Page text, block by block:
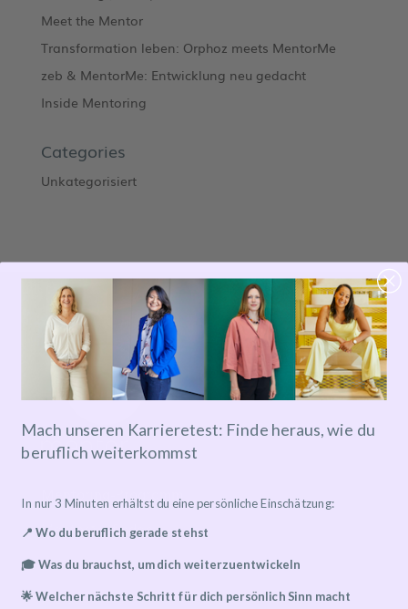
Meet the Mentor
Transformation leben: Orphoz meets MentorMe
zeb & MentorMe: Entwicklung neu gedacht
Inside Mentoring
Categories
Unkategorisiert
Mentor*in finden
Ablauf
Preise
Mach unseren Karrieretest: Finde heraus, wie du
beruflich weiterkommst
In nur 3 Minuten erhältst du eine persönliche Einschätzung:
📍 Wo du beruflich gerade stehst
🎓 Was du brauchst, um dich weiterzuentwickeln
🌟 Welcher nächste Schritt für dich persönlich Sinn macht